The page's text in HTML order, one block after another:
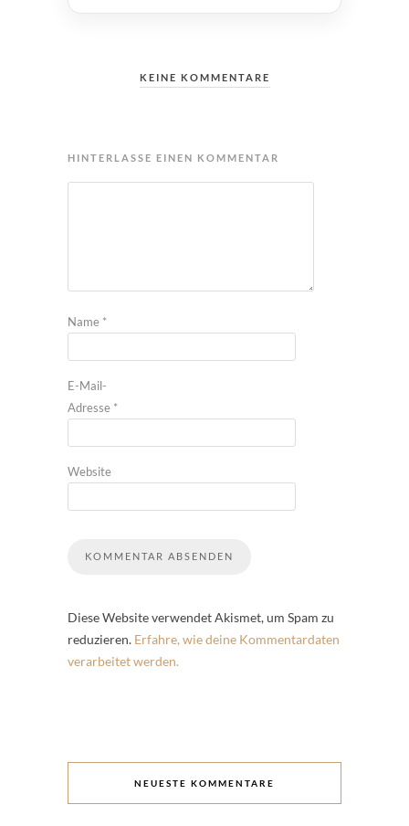
KEINE KOMMENTARE
HINTERLASSE EINEN KOMMENTAR
Name *
E-Mail-
Adresse *
Website
Diese Website verwendet Akismet, um Spam zu
reduzieren. Erfahre, wie deine Kommentardaten
verarbeitet werden.
NEUESTE KOMMENTARE